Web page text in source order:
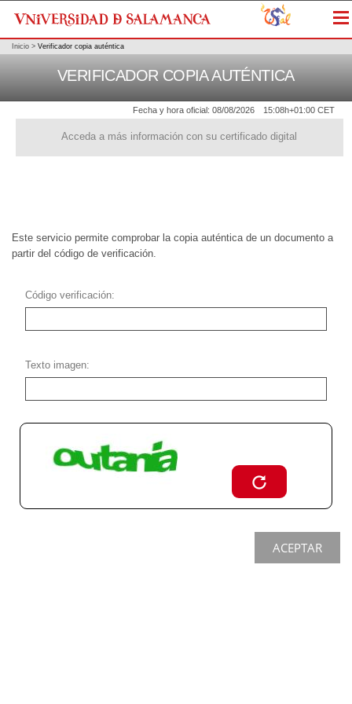
Fecha y hora oficial: 08/08/2026 15:08h+01:00 CET
Acceda a más información con su certificado digital
Inicio > Verificador copia auténtica
VERIFICADOR COPIA AUTÉNTICA
Este servicio permite comprobar la copia auténtica de un documento a
partir del código de verificación.
Código verificación
Texto imagen